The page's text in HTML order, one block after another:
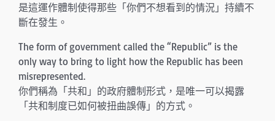
是這運作體制使得那些「你們不想看到的情況」持續不
斷在發生。
The form of government called the “Republic” is the
only way to bring to light how the Republic has been
misrepresented.
你們稱為「共和」的政府體制形式，是唯一可以揭露
「共和制度已如何被扭曲誤傳」的方式。